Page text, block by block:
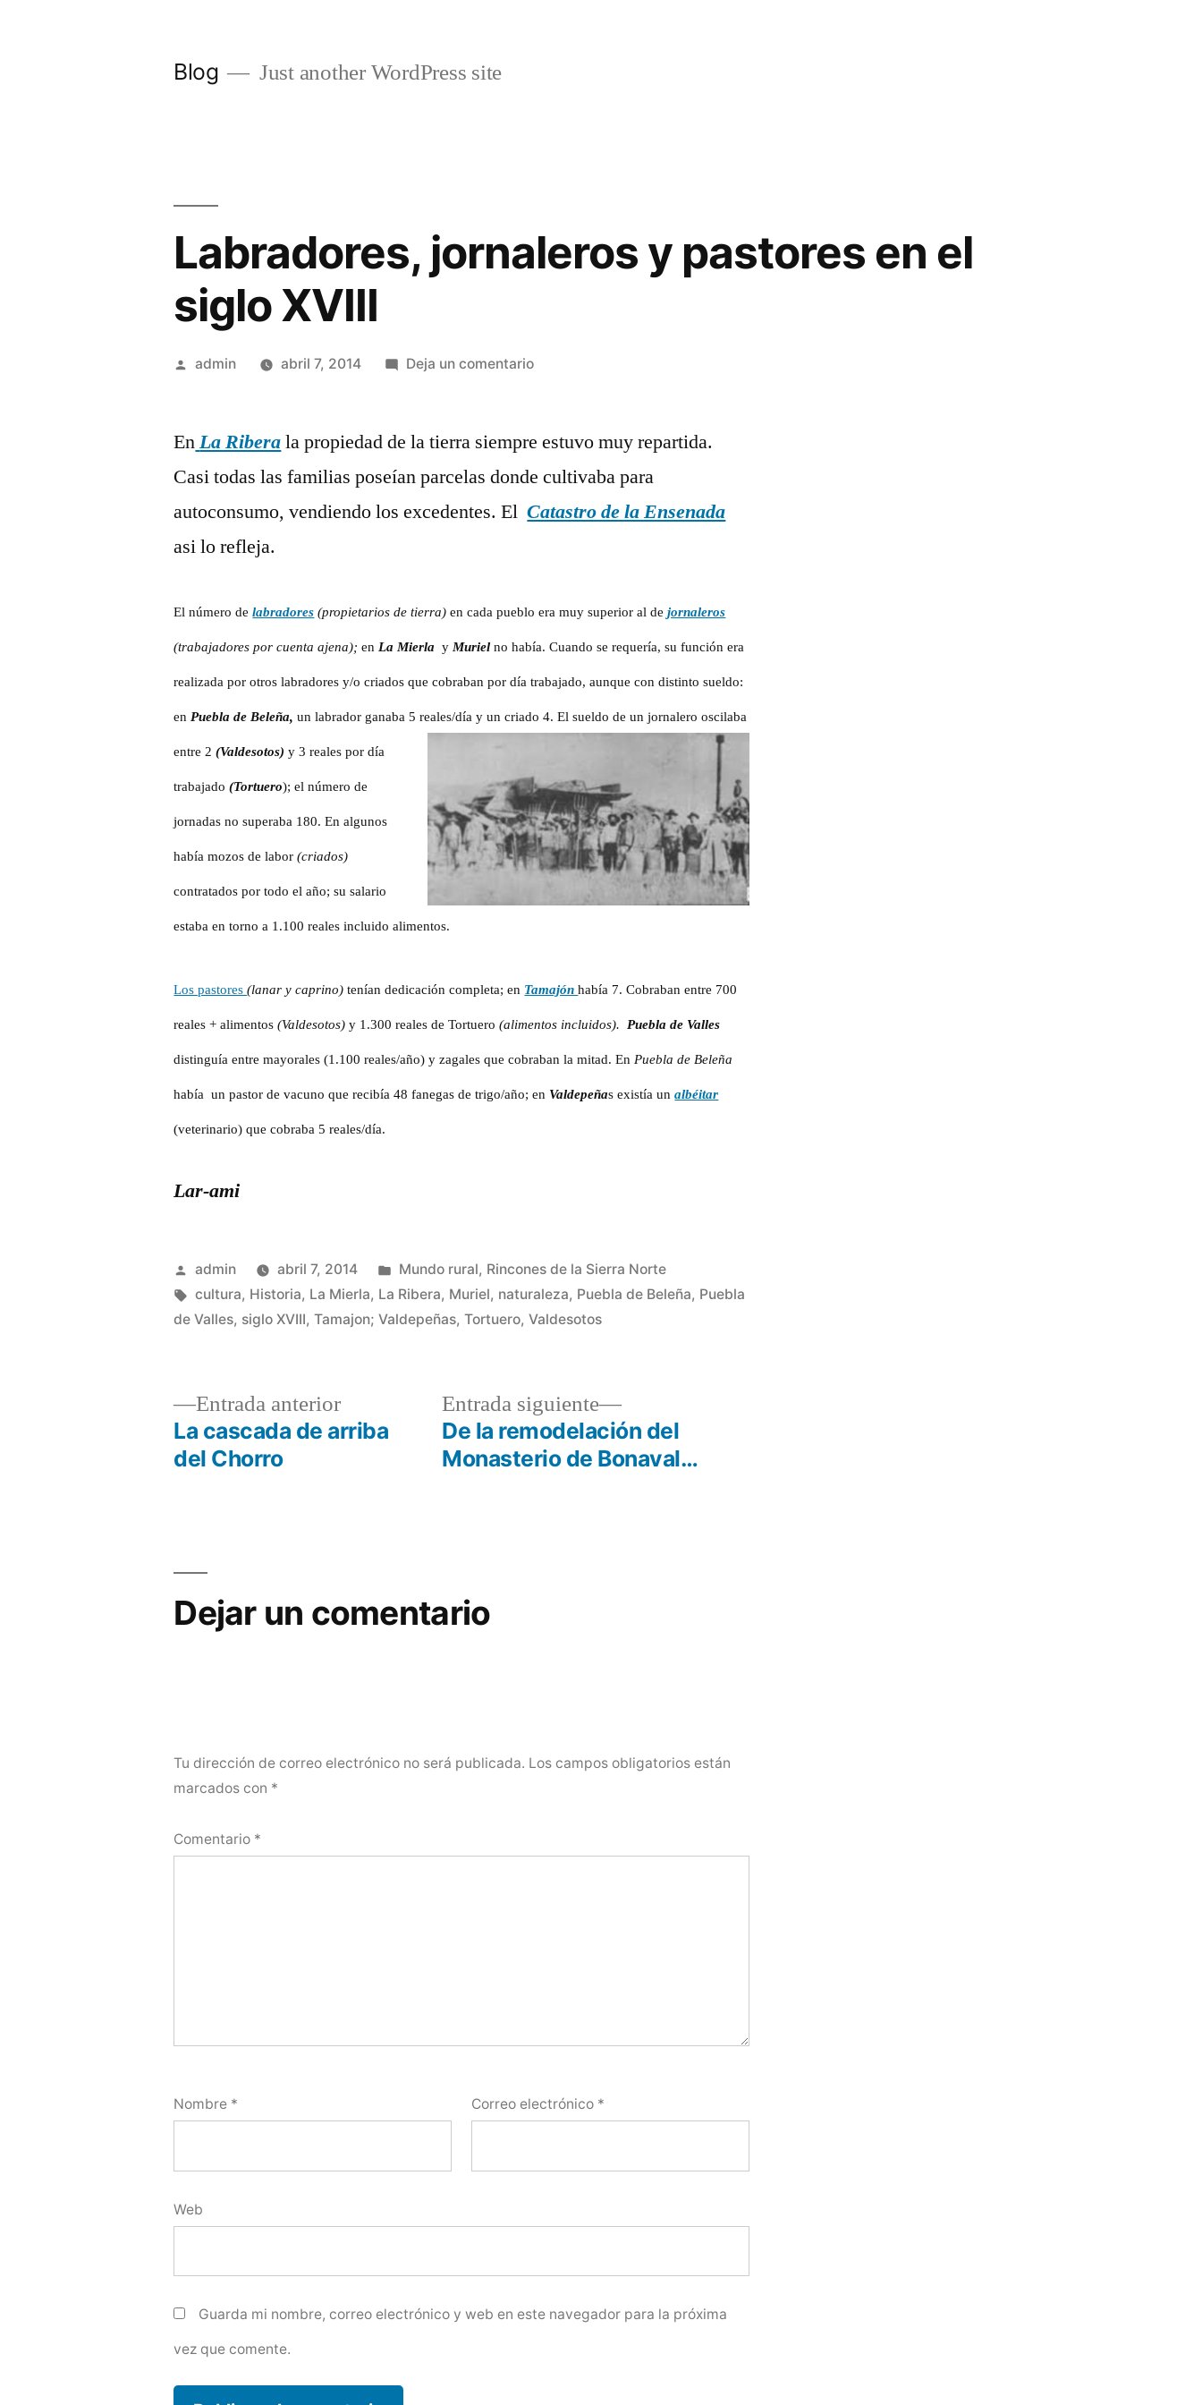
Blog Just another WordPress site
Labradores, jornaleros y pastores en el
siglo XVIII
Publicado
admin abril 7, 2014 Deja un comentarioen
y
en
el
EnLa Riberala propiedad de la tierra siempre estuvo muy repartida.
Casi todas las familias poseían parcelas donde cultivaba para
autoconsumo, vendiendo los excedentes. ElCatastro de la Ensenada
asi lo refleja.
El número delabradores (propietarios de tierra) en cada pueblo era muy superior al dejornaleros
(trabajadores por cuenta ajena); en La Mierla y Muriel no había. Cuando se requería, su función era
realizada por otros labradores y/o criados que cobraban por día trabajado, aunque con distinto sueldo:
enPuebla de Beleña, un labrador ganaba 5 reales/día y un criado 4. El sueldo de un jornalero oscilaba
entre 2(Valdesotos) y 3 reales por día
trabajado(Tortuero); el número de
jornadas no superaba 180. En algunos
había mozos de labor(criados)
contratados por todo el año; su salario
estaba en torno a 1.100 reales incluido alimentos.
Los pastores(lanar y caprino) tenían dedicación completa; en Tamajónhabía 7. Cobraban entre 700
reales + alimentos(Valdesotos) y 1.300 reales de Tortuero(alimentos incluidos). Puebla de Valles
distinguía entre mayorales (1.100 reales/año) y zagales que cobraban la mitad. EnPuebla de Beleña
había un pastor de vacuno que recibía 48 fanegas de trigo/año; en Valdepeñas existía unalbéitar
(veterinario) que cobraba 5 reales/día.
Lar-ami
Publicado
por
admin abril 7, 2014
Publicado
en
Mundo rural, Rincones de la Sierra Norte
Etiquetas:
cultura, Historia, La Mierla, La Ribera, Muriel, naturaleza, Puebla de Beleña, Puebla
de Valles, siglo XVIII,Tamajon; Valdepeñas,Tortuero,Valdesotos
Navegación
entradas
Entrada anteriorEntrada
anterior:
La cascada de arriba
del Chorro
Entrada siguiente
Entrada
siguiente:
De la remodelación del
Monasterio de Bonaval…
Dejar un comentario
Tu dirección de correo electrónico no será publicada. Los campos obligatorios están
marcados con *
Comentario *
Nombre * Correo electrónico *
Web
Guarda mi nombre, correo electrónico y web en este navegador para la próxima
vez que comente.